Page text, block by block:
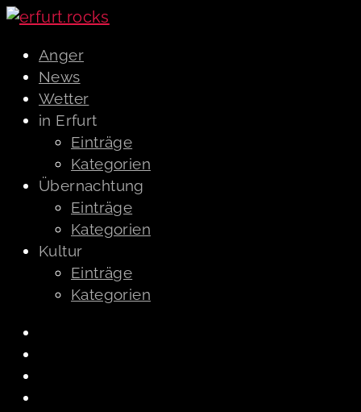
Anger
News
Wetter
in Erfurt
Einträge
Kategorien
Übernachtung
Einträge
Kategorien
Kultur
Einträge
Kategorien